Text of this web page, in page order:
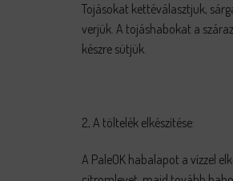
Tojásokat kettéválasztjuk,
verjük. A tojáshabokat a
készre sütjük.
2, A töltelék elkészítése:
A PaleOK habalapot a vízzel